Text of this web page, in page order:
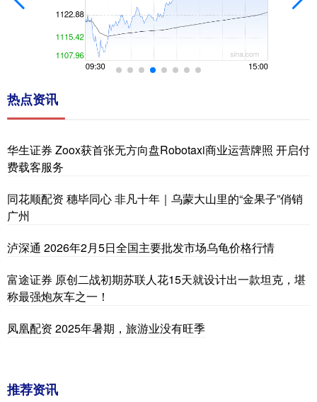
热点资讯
华生证券 Zoox获首张无方向盘Robotaxi商业运营牌照 开启付
费载客服务
同花顺配资 穗毕同心 非凡十年｜乌蒙大山里的“金果子”俏销
广州
泸深通 2026年2月5日全国主要批发市场乌龟价格行情
富途证券 原创二战初期苏联人花15天就设计出一款坦克，堪
称最强炮灰车之一！
凤凰配资 2025年暑期，旅游业没有旺季
推荐资讯